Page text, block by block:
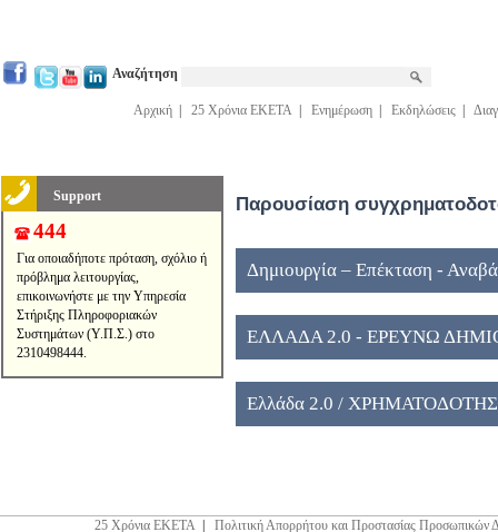
Αναζήτηση
Αρχική 25 Χρόνια ΕΚΕΤΑ Ενημέρωση Εκδηλώσεις
Support
444
Για οποιαδήποτε πρόταση, σχόλιο ή
πρόβλημα λειτουργίας,
επικοινωνήστε με την Υπηρεσία
Στήριξης Πληροφοριακών
Συστημάτων (Υ.Π.Σ.) στο
2310498444.
Παρουσίαση
Δημιουργία – Επέκταση -
Κέντρων εποπτείας ΓΓΕΚ, ID
ΕΛΛΑΔΑ 2.0 - ΕΡΕΥΝΩ
Ελλάδα 2.0 /
25 Χρόνια ΕΚΕΤΑ
Πολιτική Απορρήτου και Προστασίας Προσωπικών